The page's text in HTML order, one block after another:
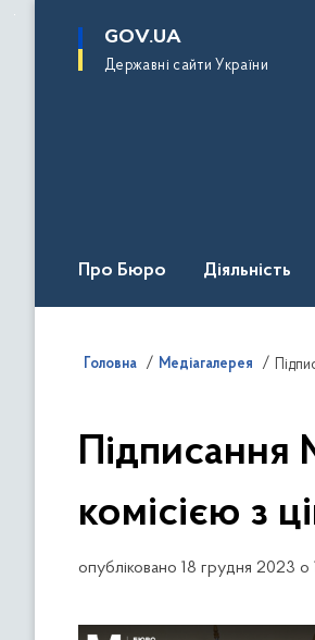
основного
GOV.UA
Державні сайти України
Про Бюро Діяльність
Головна Медіагалерея
Підписання
комісією з
опубліковано 18 грудня 2023 о